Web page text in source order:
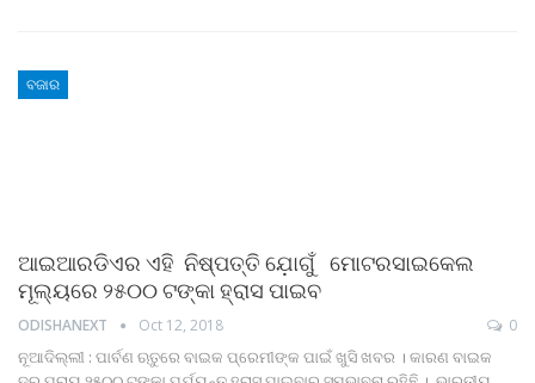
ବଜାର
ଆଇଆରଡିଏର ଏହି ନିଷ୍ପତ୍ତି ଯ଼ୋଗୁଁ ମୋଟରସାଇକେଲ
ମୂଲ୍ୟରେ ୨୫୦୦ ଟଙ୍କା ହ୍ରାସ ପାଇବ
ODISHANEXT Oct 12, 2018 0
ନୂଆଦିଲ୍ଲୀ : ପାର୍ବଣ ଋତୁରେ ବାଇକ ପ୍ରେମୀଙ୍କ ପାଇଁ ଖୁସି ଖବର । କାରଣ ବାଇକ